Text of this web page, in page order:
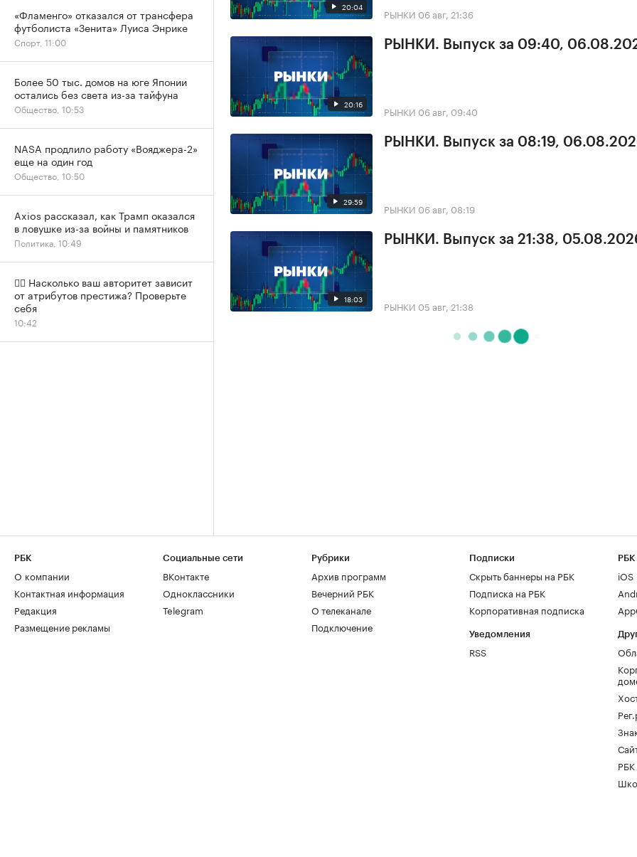
20:04 РЫНКИ 06 авг, 21:36
20:16
РЫНКИ. Выпуск за 09:40,
РЫНКИ 06 авг, 09:40
29:59
РЫНКИ. Выпуск за 08:19,
РЫНКИ 06 авг, 08:19
18:03
РЫНКИ. Выпуск за 21:38,
РЫНКИ 05 авг, 21:38
«Фламенго» отказался от трансфера
футболиста «Зенита» Луиса Энрике
Спорт, 11:00
Более 50 тыс. домов на юге Японии
остались без света из-за тайфуна
Общество, 10:53
NASA продлило работу «Вояджера-2»
еще на один год
Общество, 10:50
Axios рассказал, как Трамп оказался
в ловушке из-за войны и памятников
Политика, 10:49
✍🏻 Насколько ваш авторитет зависит
от атрибутов престижа? Проверьте
себя
10:42
РБК
О компании
Контактная информация
Редакция
Размещение рекламы
Социальные сети
ВКонтакте
Одноклассники
Telegram
Рубрики
Архив программ
Вечерний РБК
О телеканале
Подключение
Подписки
Скрыть баннеры на РБК
Подписка на РБК
Корпоративная подписка
Уведомления
RSS
РБК
iOS